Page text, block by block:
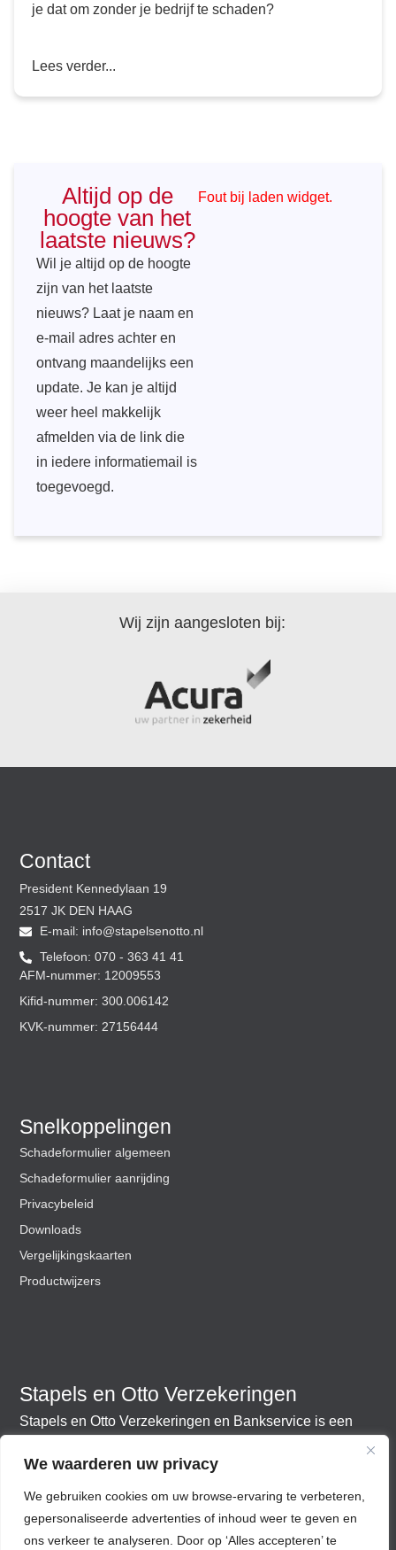
We waarderen uw privacy
We gebruiken cookies om uw browse-ervaring te verbeteren,
gepersonaliseerde advertenties of inhoud weer te geven en
ons verkeer te analyseren. Door op ‘Alles accepteren’ te
je dat om zonder je bedrijf te schaden?
Lees verder...
Altijd op de
hoogte van het
laatste nieuws?
Wil je altijd op de hoogte
zijn van het laatste
nieuws? Laat je naam en
e-mail adres achter en
ontvang maandelijks een
update. Je kan je altijd
weer heel makkelijk
afmelden via de link die
in iedere informatiemail is
toegevoegd.
Fout bij laden widget.
Wij zijn aangesloten bij:
Stapels en Otto Verzekeringen
Stapels en Otto Verzekeringen en Bankservice is een
hypotheken en verzekeringen aansluiten bij uw huidige
en toekomstige wensen en behoeften.​
Contact
President Kennedylaan 19
2517 JK DEN HAAG
E-mail:
ln.ottoneslepats
@ofni
Telefoon: 070 - 363 41 41
AFM-nummer: 12009553
Kifid-nummer: 300.006142
KVK-nummer: 27156444
Snelkoppelingen
Schadeformulier algemeen
Schadeformulier aanrijding
Privacybeleid
Downloads
Vergelijkingskaarten
Productwijzers